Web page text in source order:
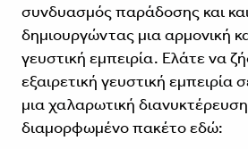
συνδυασμός παράδοσης και
δημιουργώντας μια αρμονική
γευστική εμπειρία. Ελάτε να
εξαιρετική γευστική εμπειρία
μια χαλαρωτική διανυκτέρευση
διαμορφωμένο πακέτοεδώ: